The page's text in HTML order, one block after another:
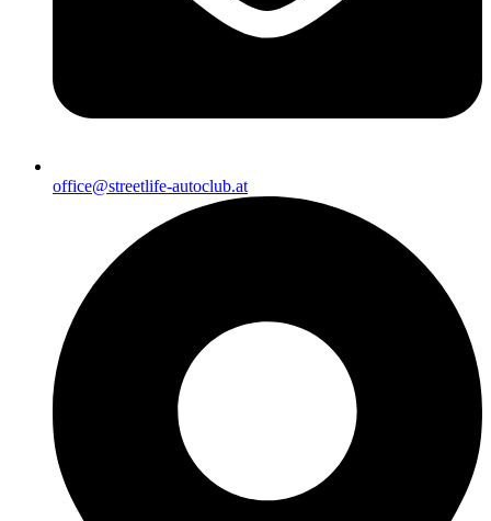
office@streetlife-autoclub.at